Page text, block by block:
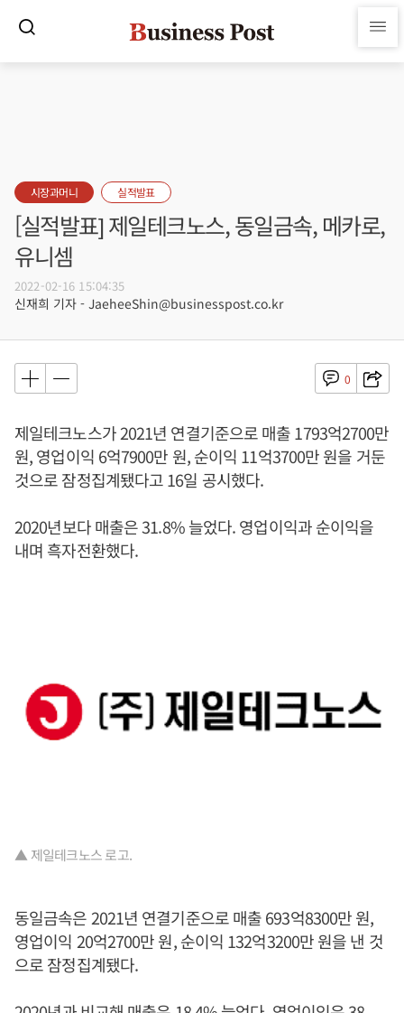
시장과머니 실적발표
[실적발표] 제일테크노스, 동일금속, 메카로,
유니셈
2022-02-16 15:04:35
신재희 기자 - JaeheeShin@businesspost.co.kr
0
제일테크노스가 2021년 연결기준으로 매출 1793억2700만
원, 영업이익 6억7900만 원, 순이익 11억3700만 원을 거둔
것으로 잠정집계됐다고 16일 공시했다.
2020년보다 매출은 31.8% 늘었다. 영업이익과 순이익을
내며 흑자전환했다.
▲ 제일테크노스 로고.
동일금속은 2021년 연결기준으로 매출 693억8300만 원,
영업이익 20억2700만 원, 순이익 132억3200만 원을 낸 것
으로 잠정집계됐다.